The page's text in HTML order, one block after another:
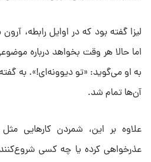
لیزا گفته بود که در اوایل رابطه، آرون
اما حالا هر وقت بخواهد درباره
به او می‌گوید: «تو دیوونه‌ای!». به
آن‌ها تمام شد.
علاوه بر این، شمردن کارهایی
عذرخواهی کرده یا چه کسی